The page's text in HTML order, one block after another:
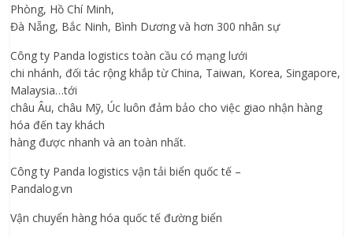
Phòng, Hồ Chí Minh,
Đà Nẵng, Bắc Ninh, Bình Dương và hơn 300 nhân sự
Công ty Panda logistics toàn cầu có mạng lưới
chi nhánh, đối tác rộng khắp từ China, Taiwan, Korea, Singapore,
Malaysia…tới
châu Âu, châu Mỹ, Úc luôn đảm bảo cho việc giao nhận hàng
hóa đến tay khách
hàng được nhanh và an toàn nhất.
Công ty Panda logistics vận tải biển quốc tế –
Pandalog.vn
Vận chuyển hàng hóa quốc tế đường biển